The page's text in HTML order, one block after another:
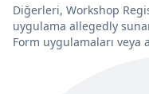
Diğerleri, Workshop
uygulama allegedly
Form uygulamaları veya